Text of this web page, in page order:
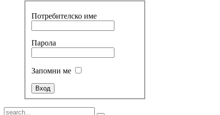
Потребителско име
Парола
Запомни ме